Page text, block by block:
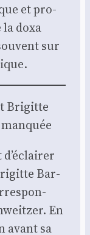
et pro­
doxa
sur
Bri­gitte
Bar­
En
avant sa